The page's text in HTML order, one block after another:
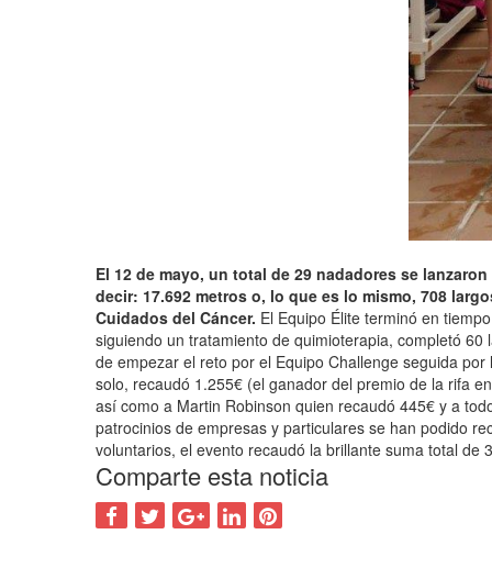
El 12 de mayo, un total de 29 nadadores se
decir: 17.692 metros o, lo que es lo mismo, 708
Cuidados del Cáncer. El Equipo Élite terminó en
siguiendo un tratamiento de quimioterapia, completó
de empezar el reto por el Equipo Challenge seguida
solo, recaudó 1.255€ (el ganador del premio de la rifa
así como a Martin Robinson quien recaudó 445€ y a
patrocinios de empresas y particulares se han podido
voluntarios, el evento recaudó la brillante suma total
Comparte esta noticia